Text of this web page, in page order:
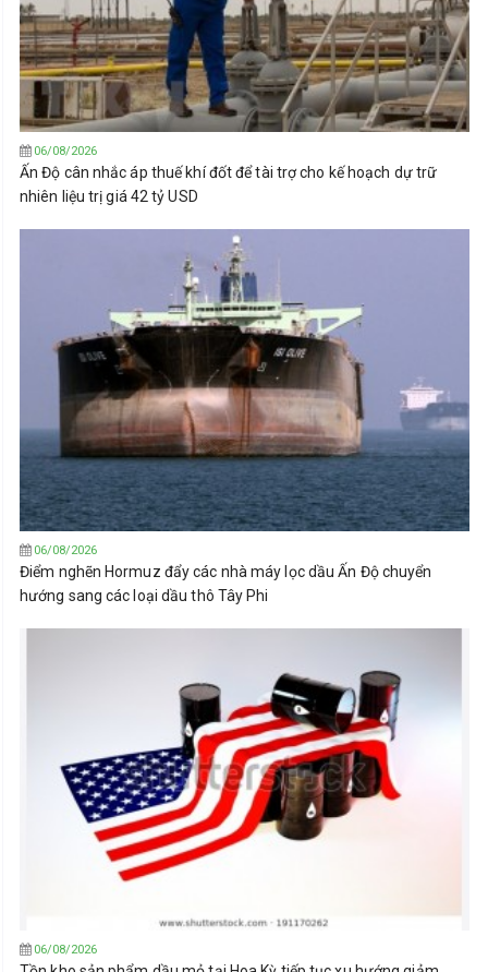
06/08/2026
Ấn Độ cân nhắc áp thuế khí đốt để tài trợ cho kế hoạch dự trữ
nhiên liệu trị giá 42 tỷ USD
06/08/2026
Điểm nghẽn Hormuz đẩy các nhà máy lọc dầu Ấn Độ chuyển
hướng sang các loại dầu thô Tây Phi
06/08/2026